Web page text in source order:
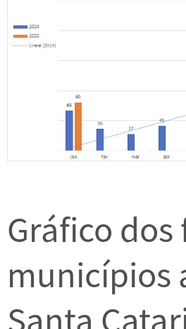
Gráfico
municípios
Santa